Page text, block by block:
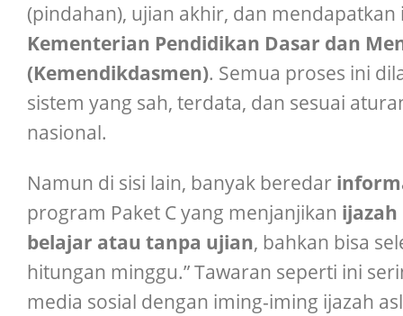
(pindahan), ujian akhir, dan
Kementerian Pendidikan Dasar dan
(Kemendikdasmen). Semua proses ini
sistem yang sah, terdata, dan sesuai
nasional.
Namun di sisi lain, banyak beredar
program Paket C yang menjanjikan
belajar atau tanpa ujian, bahkan bisa
hitungan minggu.” Tawaran seperti ini
media sosial dengan iming-iming ijazah